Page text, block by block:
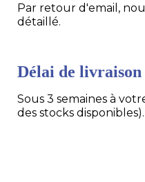
Par retour d'email,
détaillé.
Délai de livraison
Sous 3 semaines à
des stocks disponibles).